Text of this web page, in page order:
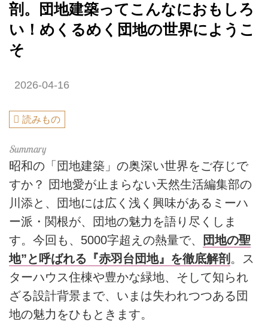
剖。団地建築ってこんなにおもしろ
い！めくるめく団地の世界にようこ
そ
2026-04-16
読みもの
昭和の「団地建築」の奥深い世界をご存じで
すか？ 団地愛が止まらない天然生活編集部の
川添と、団地には広く浅く興味があるミーハ
ー派・関根が、団地の魅力を語り尽くしま
す。今回も、5000字超えの熱量で、
団地の聖
地”と呼ばれる『赤羽台団地』を徹底解剖 。ス
ターハウス住棟や豊かな緑地、そして知られ
ざる設計背景まで、いまは失われつつある団
地の魅力をひもときます。